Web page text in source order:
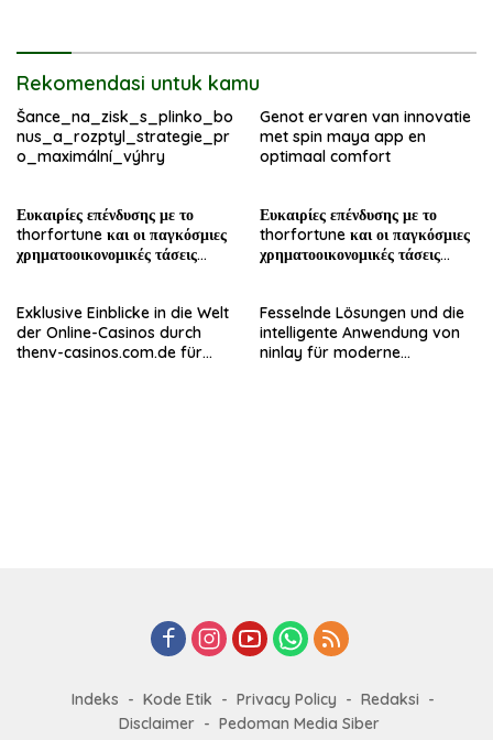
Rekomendasi untuk kamu
Šance_na_zisk_s_plinko_bo
nus_a_rozptyl_strategie_pr
o_maximální_výhry
Genot ervaren van innovatie
met spin maya app en
optimaal comfort
Ευκαιρίες επένδυσης με το
thorfortune και οι παγκόσμιες
χρηματοοικονομικές τάσεις
Ευκαιρίες επένδυσης με το
thorfortune και οι παγκόσμιες
χρηματοοικονομικές τάσεις
Exklusive Einblicke in die Welt
der Online-Casinos durch
thenv-casinos.com.de für
Fesselnde Lösungen und die
intelligente Anwendung von
ninlay für moderne
Indeks Kode Etik Privacy Policy
Redaksi
Disclaimer
Pedoman Media Siber